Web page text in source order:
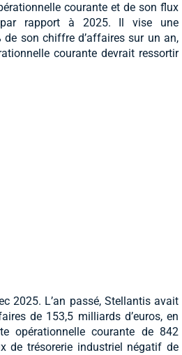
courante et de son flux
par rapport à 2025. Il vise une
de son chiffre d’affaires sur un an,
courante devrait ressortir
2025. L’an passé, Stellantis avait
de 153,5 milliards d’euros, en
opérationnelle courante de 842
de trésorerie industriel négatif de